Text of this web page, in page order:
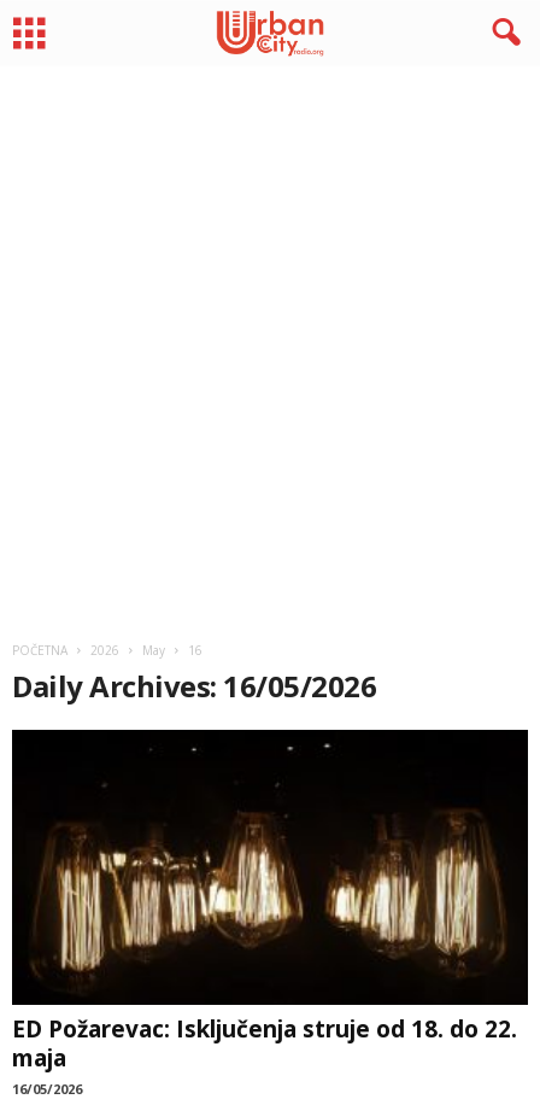
POČETNA 2026 May 16
Daily Archives: 16/05/2026
ED Požarevac: Isključenja struje od 18. do 22.
maja
16/05/2026